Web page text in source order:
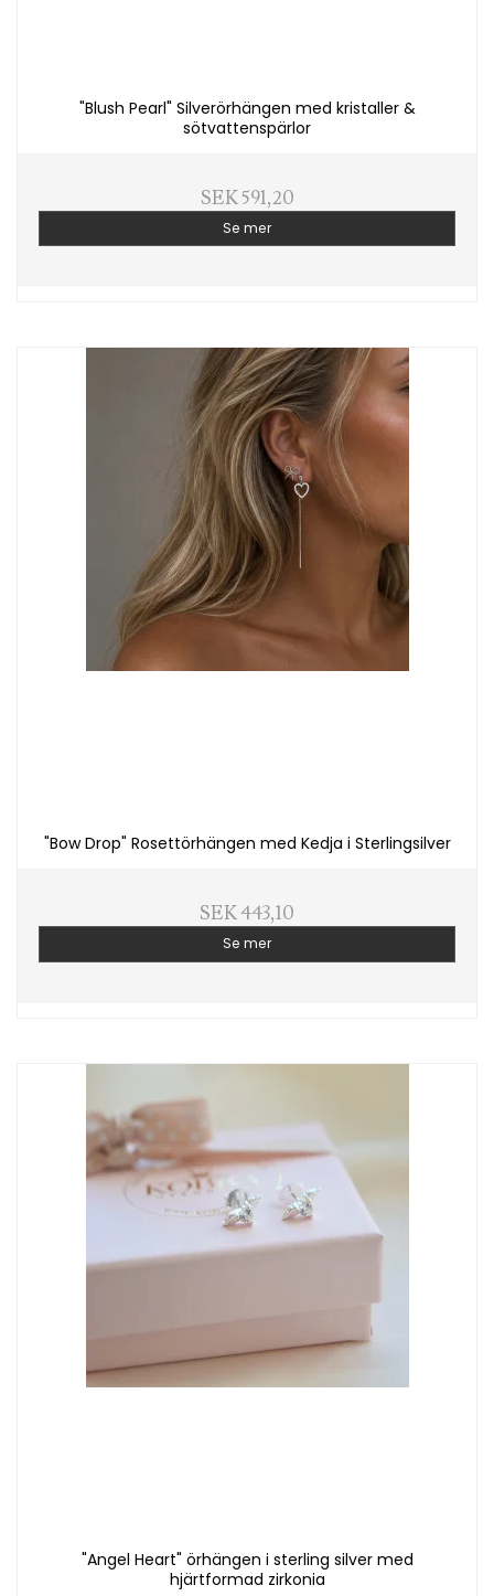
"Blush Pearl" Silverörhängen med kristaller &
sötvattenspärlor
SEK 591,20
Se mer
"Bow Drop" Rosettörhängen med Kedja i Sterlingsilver
SEK 443,10
Se mer
"Angel Heart" örhängen i sterling silver med
hjärtformad zirkonia